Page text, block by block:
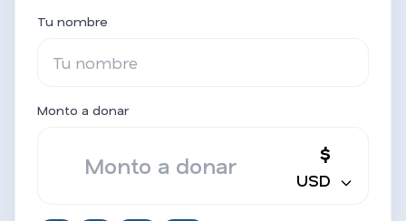
Tu nombre
Monto a donar
$
USD